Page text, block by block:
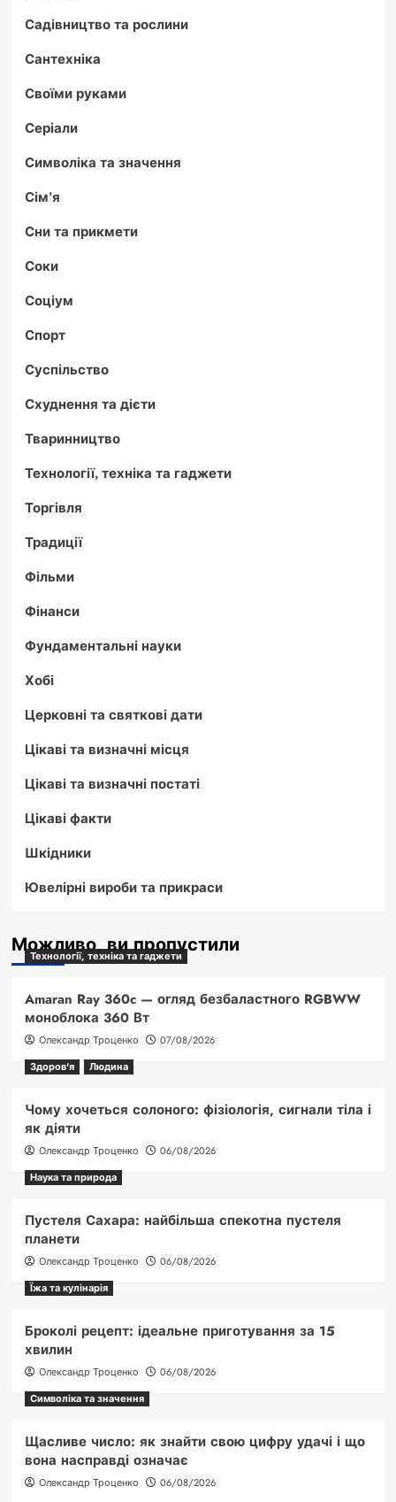
Садівництво та рослини
Сантехніка
Своїми руками
Серіали
Символіка та значення
Сім'я
Сни та прикмети
Соки
Соціум
Спорт
Суспільство
Схуднення та дієти
Тваринництво
Технології, техніка та гаджети
Торгівля
Традиції
Фільми
Фінанси
Фундаментальні науки
Хобі
Церковні та святкові дати
Цікаві та визначні місця
Цікаві та визначні постаті
Цікаві факти
Шкідники
Ювелірні вироби та прикраси
Можливо, ви пропустили
Технології, техніка та гаджети
Amaran Ray 360c — огляд безбаластного RGBWW
моноблока 360 Вт
Олександр Троценко
07/08/2026
Здоров'я
Людина
Чому хочеться солоного: фізіологія, сигнали тіла і
як діяти
Олександр Троценко
06/08/2026
Наука та природа
Пустеля Сахара: найбільша спекотна пустеля
планети
Олександр Троценко
06/08/2026
Їжа та кулінарія
Броколі рецепт: ідеальне приготування за 15
хвилин
Олександр Троценко
06/08/2026
Символіка та значення
Щасливе число: як знайти свою цифру удачі і що
вона насправді означає
Олександр Троценко 06/08/2026